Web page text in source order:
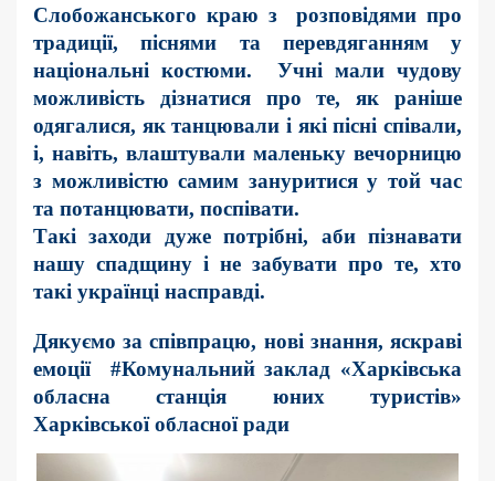
Слобожанського краю з розповідями про
традиції, піснями та перевдяганням у
національні костюми. Учні мали чудову
можливість дізнатися про те, як раніше
одягалися, як танцювали і які пісні співали,
і, навіть, влаштували маленьку вечорницю
з можливістю самим зануритися у той час
та потанцювати, поспівати.
Такі заходи дуже потрібні, аби пізнавати
нашу спадщину і не забувати про те, хто
такі українці насправді.
Дякуємо за співпрацю, нові знання, яскраві
емоції #Комунальний заклад «Харківська
обласна станція юних туристів»
Харківської обласної ради